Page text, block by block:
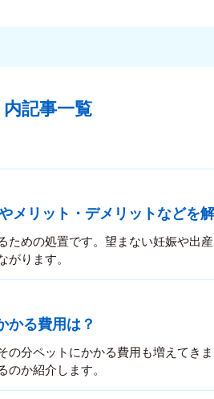
記事一覧
メリット・デメリットなどを
ための処置です。望まない妊娠や出
ります。
かる費用は？
の分ペットにかかる費用も増えてき
か紹介します。